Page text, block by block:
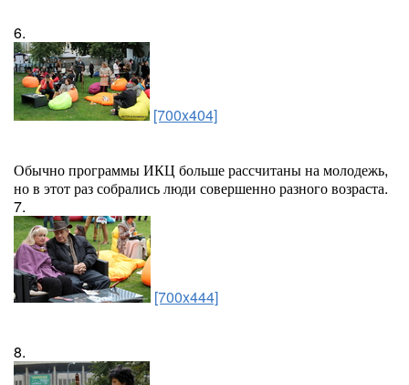
6.
[700x404]
Обычно программы ИКЦ больше рассчитаны на молодежь,
но в этот раз собрались люди совершенно разного возраста.
7.
[700x444]
8.